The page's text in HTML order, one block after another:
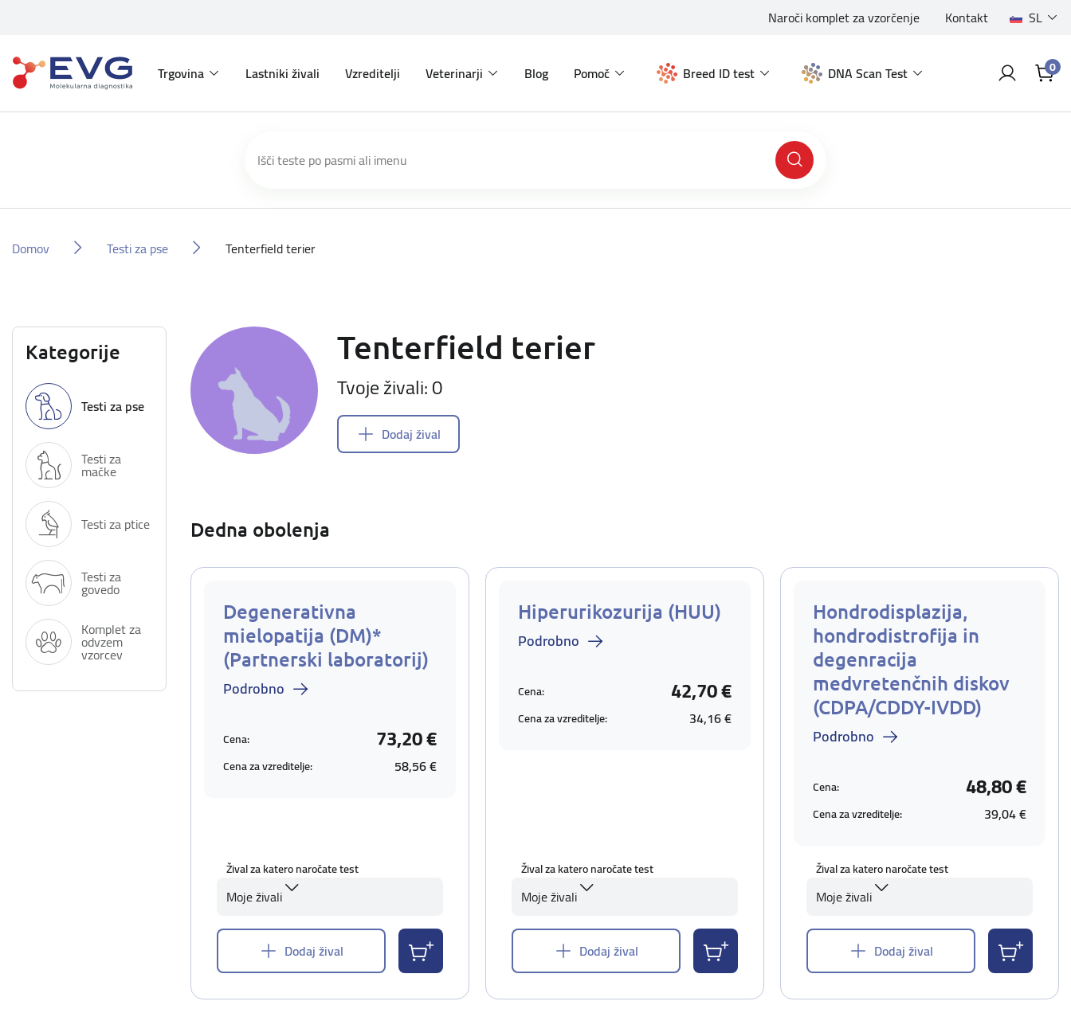
Naroči komplet za vzorčenje Kontakt SL
Trgovina Lastniki živali Vzreditelji Veterinarji Blog Pomoč Breed ID test DNA Scan Test 0
Domov Testi za pse Tenterfield terier
Kategorije
Testi za pse
Testi za
mačke
Testi za ptice
Testi za
govedo
Komplet za
odvzem
vzorcev
Tenterfield terier
Tvoje živali: 0
Dodaj žival
Dedna obolenja
Degenerativna
mielopatija (DM)*
(Partnerski laboratorij)
Podrobno
Cena: 73,20 €
Cena za vzreditelje: 58,56 €
Žival za katero naročate test
Moje živali
Dodaj žival
Hiperurikozurija (HUU)
Podrobno
Cena: 42,70 €
Cena za vzreditelje: 34,16 €
Žival za katero naročate test
Moje živali
Dodaj žival
Hondrodisplazija,
hondrodistrofija in
degenracija
medvretenčnih diskov
(CDPA/CDDY-IVDD)
Podrobno
Cena: 48,80 €
Cena za vzreditelje: 39,04 €
Žival za katero naročate test
Moje živali
Dodaj žival